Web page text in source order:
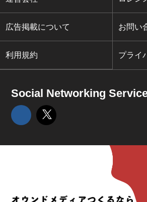
広告掲載について お問い
利用規約 プライ
Social Networking